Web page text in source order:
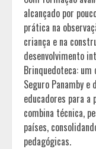
alcançado por
prática na
criança e na
desenvolvimento
Brinquedoteca:
Seguro Panamby
educadores para
combina técnica,
países,
pedagógicas.